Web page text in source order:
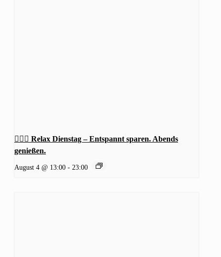
🧖‍♂️✨ Relax Dienstag – Entspannt sparen. Abends
genießen.
August 4 @ 13:00 - 23:00